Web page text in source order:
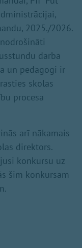
2025./2026.
darba
un pedagogi ir
skolas
procesa
arī nākamais
direktors.
konkursu uz
šim konkursam